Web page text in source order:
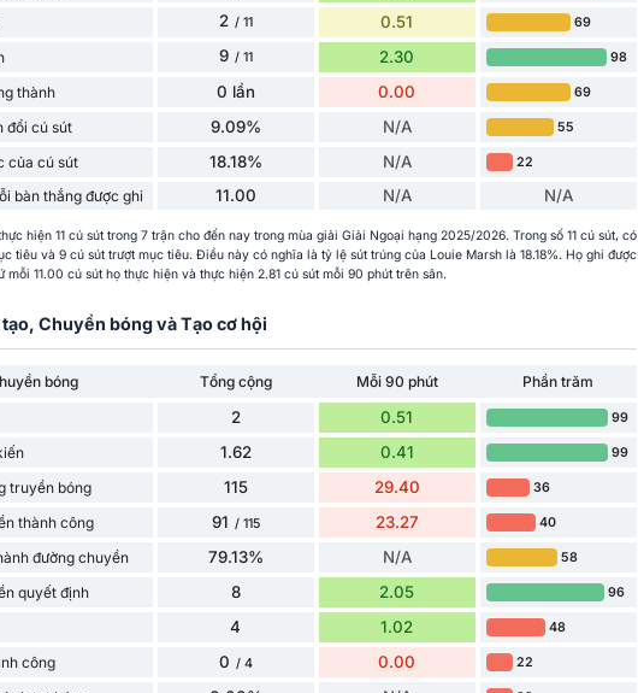
2 / 11 0.51 69
9 / 11 2.30 98
thành 0 lần 0.00 69
đổi cú sút 9.09% N/A 55
của cú sút 18.18% N/A 22
bàn thắng được ghi 11.00 N/A N/A
hiện 11 cú sút trong 7 trận cho đến nay trong mùa giải Giải Ngoại hạng 2025/2026. Trong số 11 cú sút, có
tiêu và 9 cú sút trượt mục tiêu. Điều này có nghĩa là tỷ lệ sút trúng của Louie Marsh là 18.18%. Họ ghi được
mỗi 11.00 cú sút họ thực hiện và thực hiện 2.81 cú sút mỗi 90 phút trên sân.
Chuyền bóng và Tạo cơ hội
bóng Tổng cộng Mỗi 90 phút
Phần trăm
2 0.51 99
1.62 0.41 99
truyền bóng 115 29.40 36
thành công 91 / 115 23.27 40
đường chuyền 79.13% N/A 58
quyết định 8 2.05 96
4 1.02 48
công 0 / 4 0.00 22